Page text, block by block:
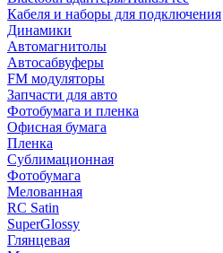
Кабеля и наборы для подключения
Динамики
Автомагнитолы
Автосабвуферы
FM модуляторы
Запчасти для авто
Фотобумага и пленка
Офисная бумага
Пленка
Сублимационная
Фотобумага
Мелованная
RC Satin
SuperGlossy
Глянцевая